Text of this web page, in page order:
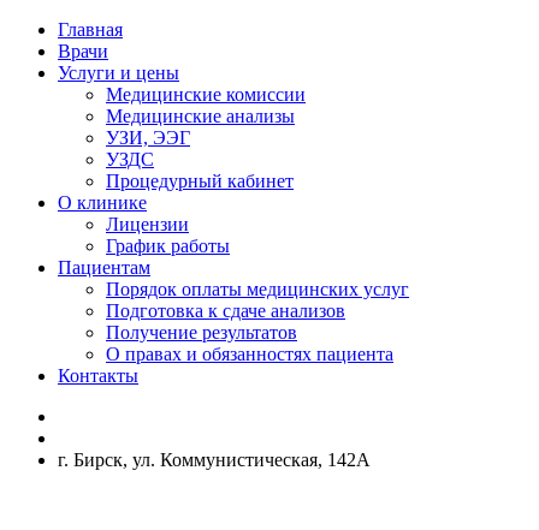
Главная
Врачи
Услуги и цены
Медицинские комиссии
Медицинские анализы
УЗИ, ЭЭГ
УЗДС
Процедурный кабинет
О клинике
Лицензии
График работы
Пациентам
Порядок оплаты медицинских услуг
Подготовка к сдаче анализов
Получение результатов
О правах и обязанностях пациента
Контакты
г. Бирск, ул. Коммунистическая, 142А